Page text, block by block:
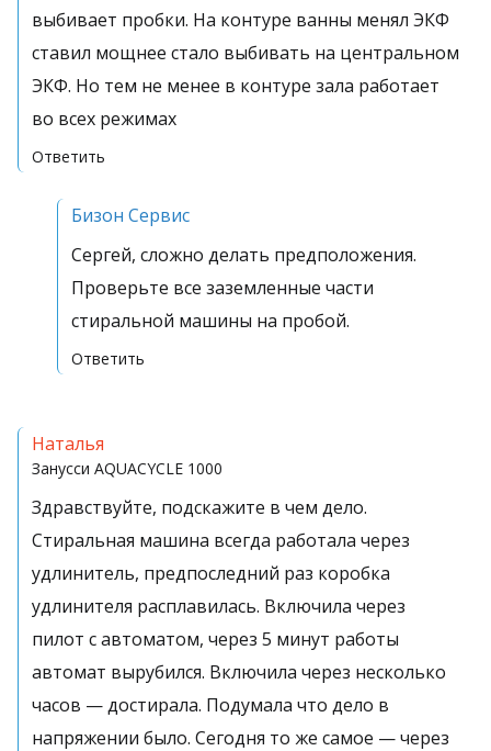
выбивает пробки. На контуре ванны менял ЭКФ
ставил мощнее стало выбивать на центральном
ЭКФ. Но тем не менее в контуре зала работает
во всех режимах
Ответить
Бизон Сервис
Сергей, сложно делать предположения.
Проверьте все заземленные части
стиральной машины на пробой.
Ответить
Наталья
Занусси AQUACYCLE 1000
Здравствуйте, подскажите в чем дело.
Стиральная машина всегда работала через
удлинитель, предпоследний раз коробка
удлинителя расплавилась. Включила через
пилот с автоматом, через 5 минут работы
автомат вырубился. Включила через несколько
часов — достирала. Подумала что дело в
напряжении было. Сегодня то же самое — через